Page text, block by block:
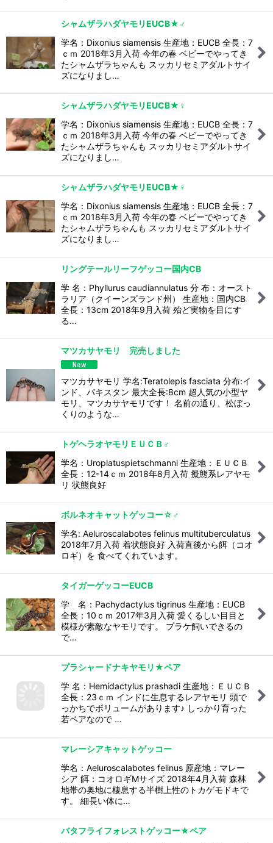
シャムザラハダヤモリEUCB★♂
学名：Dixonius siamensis 生産地：EUCB 全長：7
ｃｍ 2018年3月入荷 今年の春 ベビーでやってき
たシャムザラちゃんも スッカリセミアダルトサイ
ズになりまし…
シャムザラハダヤモリEUCB★♀
学名：Dixonius siamensis 生産地：EUCB 全長：7
ｃｍ 2018年3月入荷 今年の春 ベビーでやってき
たシャムザラちゃんも スッカリセミアダルトサイ
ズになりまし…
シャムザラハダヤモリEUCB★♀
学名：Dixonius siamensis 生産地：EUCB 全長：7
ｃｍ 2018年3月入荷 今年の春 ベビーでやってき
たシャムザラちゃんも スッカリセミアダルトサイ
ズになりまし…
リングテールリーフゲッコー国内CB
学 名：Phyllurus caudiannulatus 分 布：オースト
ラリア（クイーンズランド州） 生産地：国内CB
全長：13cm 2018年9月入荷 殆ど実物を目にす
る…
マツカサヤモリ 完売しました
マツカサヤモリ 学名:Teratolepis fasciata 分布:イ
ンド、パキスタン 最大全長:8cm 超人気の小型ヤ
モリ、マツカサヤモリです！ 名前の通り、松ぼっ
くりのような…
トゲヘラオヤモリＥＵＣＢ♂
学名：Uroplatuspietschmanni 生産地：ＥＵＣＢ
全長：12-14ｃｍ 2018年8月入荷 擬態系レアヤモ
リ 状態良好
ボルネオキャットゲッコー☆♂
学名: Aeluroscalabotes felinus multituberculatus
2018年7月入荷 着状態良好 入荷直後から餌（コオ
ロギ）を 食べてくれています。
タイガーゲッコーEUCB
学 名：Pachydactylus tigrinus 生産地：EUCB
全長：10ｃｍ 2017年3月入荷 愛くるしい目目と
模様が素敵なヤモリです。 プラケ飼いできるの
で…
プラシャードナキヤモリ★ペア
学 名：Hemidactylus prashadi 生産地：ＥＵＣＢ
全長：23ｃｍ インドに生息するレアヤモリ 頭で
っかちでボリュームがあります♪ しっかり育った
若ペアなので …
マレーシアキャットゲッコー
学名：Aeluroscalabotes felinus 原産地：マレー
シア 餌：コオロギMサイズ 2018年4月入荷 森林
地帯の奥地に棲息する半樹上性のトカゲモドキで
す。 細長い体に…
バタフライフォレストゲッコー★ペア